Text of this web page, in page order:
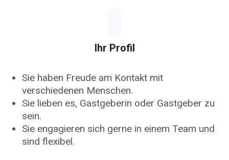
Ihr Profil
Sie haben Freude am Kontakt mit
verschiedenen Menschen.
Sie lieben es, Gastgeberin oder Gastgeber zu
sein.
Sie engagieren sich gerne in einem Team und
sind flexibel.